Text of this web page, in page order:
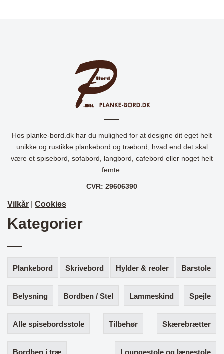
Hos planke-bord.dk har du mulighed for at designe dit eget helt
unikke og rustikke plankebord og træbord, hvad end det skal
være et spisebord, sofabord, langbord, cafebord eller noget helt
femte.
CVR: 29606390
Vilkår Cookies
Kategorier
Plankebord Skrivebord Hylder & reoler Barstole
Belysning Bordben / Stel Lammeskind Spejle
Alle spisebordsstole Tilbehør Skærebrætter
Bordben i træ Loungestole og lænestole